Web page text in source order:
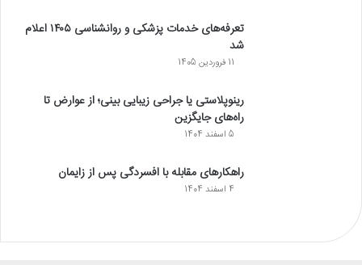
تعرفه‌های خدمات پزشکی و روانشناسی ۱۴۰۵ اعلام
شد
11 فروردین 1405
رینوپلاستی یا جراحی زیبایی بینی؛ از عوارض تا
راه‌های جایگزین
5 اسفند 1404
راهکارهای مقابله با افسردگی پس از زایمان
4 اسفند 1404